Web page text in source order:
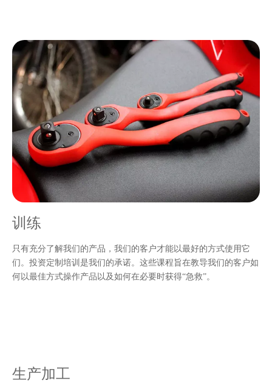
训练
只有充分了解我们的产品，我们的客户才能以最好的方式使用它
们。投资定制培训是我们的承诺。这些课程旨在教导我们的客户如
何以最佳方式操作产品以及如何在必要时获得“急救”。
生产加工